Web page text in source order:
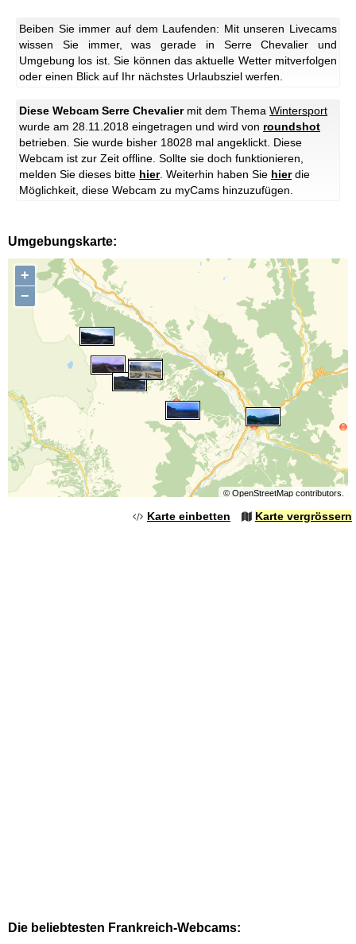
Beiben Sie immer auf dem Laufenden: Mit unseren Livecams
wissen Sie immer, was gerade in Serre Chevalier und
Umgebung los ist. Sie können das aktuelle Wetter mitverfolgen
oder einen Blick auf Ihr nächstes Urlaubsziel werfen.
Diese Webcam Serre Chevaliermit dem Thema Wintersport
wurde am 28.11.2018 eingetragen und wird von roundshot
betrieben. Sie wurde bisher 18028 mal angeklickt. Diese
Webcam ist zur Zeit offline. Sollte sie doch funktionieren,
melden Sie dieses bitte hier. Weiterhin haben Sie hierdie
Möglichkeit, diese Webcam zu myCams hinzuzufügen.
Umgebungskarte:
+
−
© OpenStreetMapcontributors.
Karte einbetten Karte vergrössern
Die beliebtesten Frankreich-Webcams: